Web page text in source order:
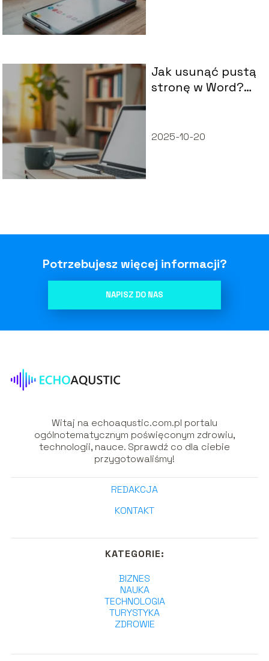
Jak usunąć pustą
stronę w Word?
2025-10-20
Potrzebujesz więcej informacji?
NAPISZ DO NAS
Witaj na echoaqustic.com.pl portalu
ogólnotematycznym poświęconym zdrowiu,
technologii, nauce. Sprawdź co dla ciebie
przygotowaliśmy!
REDAKCJA
KONTAKT
KATEGORIE:
BIZNES
NAUKA
TECHNOLOGIA
TURYSTYKA
ZDROWIE